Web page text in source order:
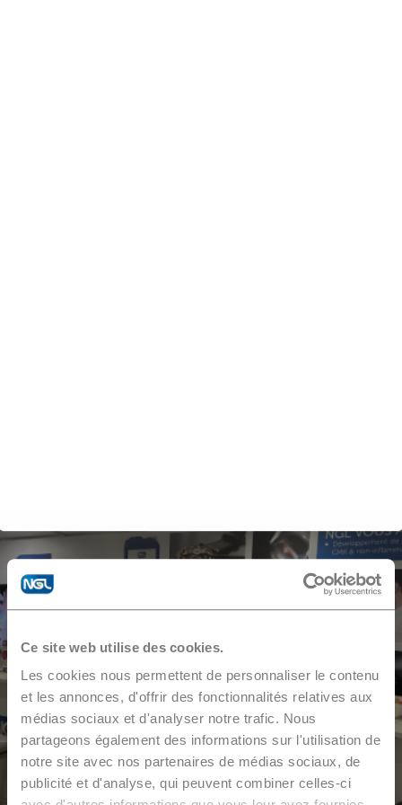
Ce site web utilise des cookies.
Les cookies nous permettent de personnaliser le contenu
et les annonces, d'offrir des fonctionnalités relatives aux
médias sociaux et d'analyser notre trafic. Nous
partageons également des informations sur l'utilisation de
notre site avec nos partenaires de médias sociaux, de
publicité et d'analyse, qui peuvent combiner celles-ci
”
Construisons ensemble l'avenir du nettoyage industriel.